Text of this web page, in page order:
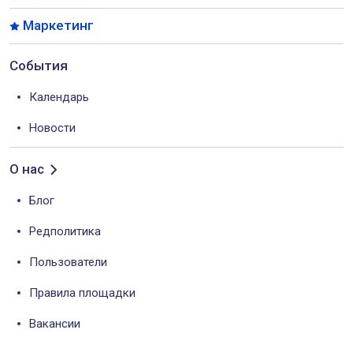
Маркетинг
События
Календарь
Новости
О нас
Блог
Редполитика
Пользователи
Правила площадки
Вакансии